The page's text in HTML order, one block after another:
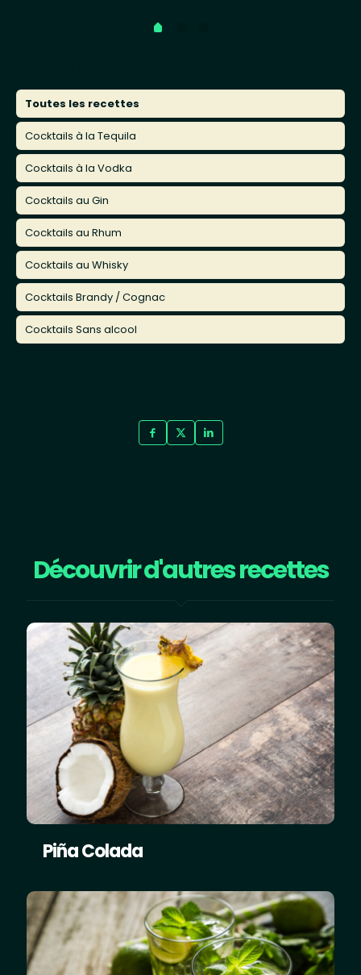
Toutes les recettes
Cocktails à la Tequila
Cocktails à la Vodka
Cocktails au Gin
Cocktails au Rhum
Cocktails au Whisky
Cocktails Brandy / Cognac
Cocktails Sans alcool
Découvrir d'autres recettes
Piña Colada